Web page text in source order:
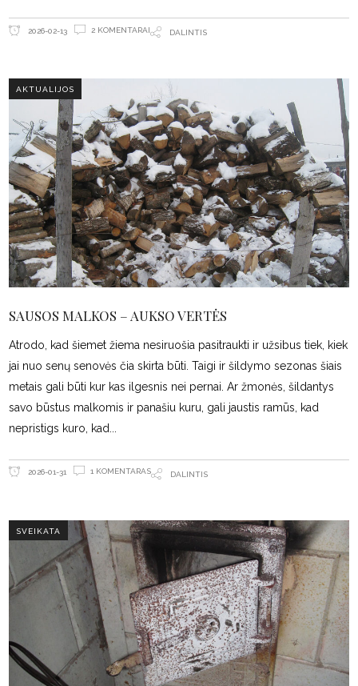
2026-02-13 2 KOMENTARAI DALINTIS
AKTUALIJOS
SAUSOS MALKOS – AUKSO VERTĖS
Atrodo, kad šiemet žiema nesiruošia pasitraukti ir užsibus tiek, kiek
jai nuo senų senovės čia skirta būti. Taigi ir šildymo sezonas šiais
metais gali būti kur kas ilgesnis nei pernai. Ar žmonės, šildantys
savo būstus malkomis ir panašiu kuru, gali jaustis ramūs, kad
nepristigs kuro, kad
2026-01-31 1 KOMENTARAS DALINTIS
SVEIKATA